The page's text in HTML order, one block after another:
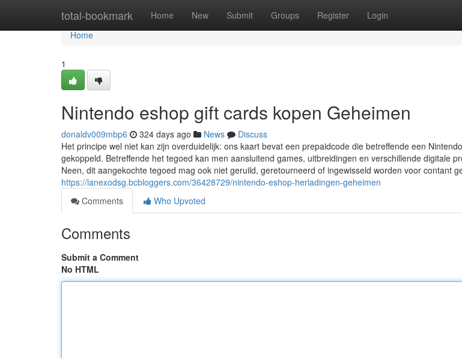
total-bookmark Home New Submit Groups Register Login
Home
Home
1
Nintendo eshop gift cards kopen Geheimen
donaldv009mbp6 324 days ago News
Discuss
Het principe wel niet kan zijn overduidelijk: ons kaart bevat een prepaidcode die betreffende een
gekoppeld. Betreffende het tegoed kan men aansluitend games, uitbreidingen en verschillende digitale
Neen, dit aangekochte tegoed mag ook niet geruild, geretourneerd of ingewisseld worden voor contant
https://lanexodsg.bcbloggers.com/36428729/nintendo-eshop-herladingen-geheimen
Comments
Who Upvoted
Comments
Submit a Comment
No HTML